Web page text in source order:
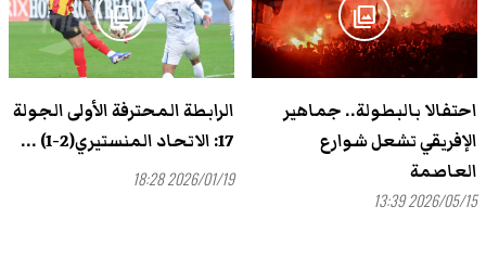
photo_library
احتفالا بالبطولة.. جماهير
الإفريقي تشعل شوارع
العاصمة
2026/05/15 13:39
photo_library
الرابطة المحترفة الأولى الجولة
17: الاتحاد المنستيري(2-1) ...
2026/01/19 18:28